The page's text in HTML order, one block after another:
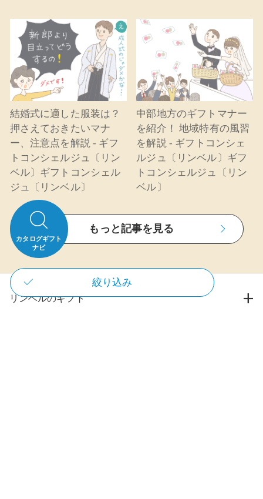
結婚式に適した服装は？
押さえておきたいマナ
ー、注意点を解説 - ギフ
トコンシェルジュ〔リン
ベル〕ギフトコンシェル
ジュ〔リンベル〕
中部地方のギフトマナー
を紹介！ 地域特有の風習
を解説 - ギフトコンシェ
ルジュ〔リンベル〕ギフ
トコンシェルジュ〔リン
ベル〕
もっと記事を見る
リンベルのギフト
カタログギフト
ナビ
絞り込み